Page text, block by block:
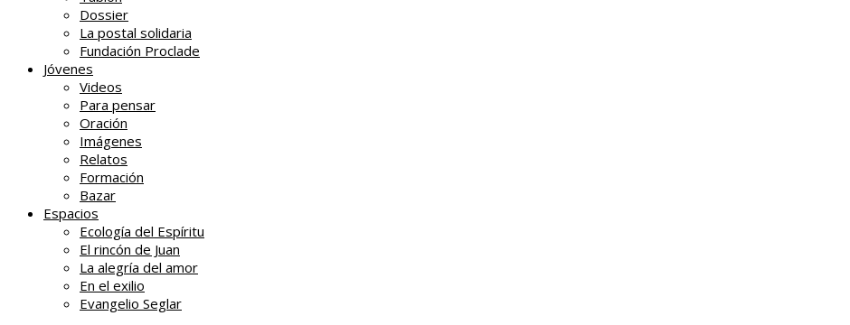
Dossier
La postal solidaria
Fundación Proclade
Jóvenes
Videos
Para pensar
Oración
Imágenes
Relatos
Formación
Bazar
Espacios
Ecología del Espíritu
El rincón de Juan
La alegría del amor
En el exilio
Evangelio Seglar